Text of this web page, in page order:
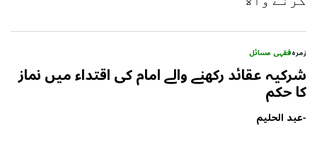
زمرہفقہی مسائل
شرکیہ عقائد رکھنے والے امام کی اقتداء میں نماز
کا حکم
-عبد الحلیم